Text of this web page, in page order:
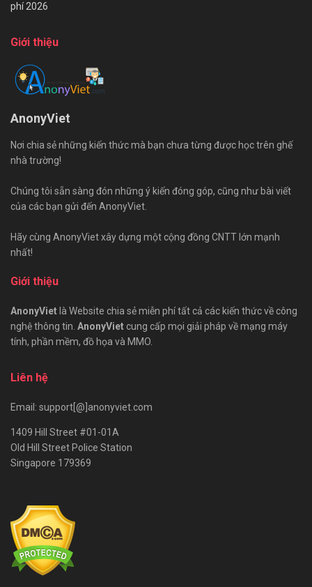
phí 2026
Giới thiệu
AnonyViet
Nơi chia sẻ những kiến thức mà bạn chưa từng được học trên ghế
nhà trường!
Chúng tôi sẵn sàng đón những ý kiến đóng góp, cũng như bài viết
của các bạn gửi đến AnonyViet.
Hãy cùng AnonyViet xây dựng một cộng đồng CNTT lớn mạnh
nhất!
Giới thiệu
AnonyViet là Website chia sẻ miễn phí tất cả các kiến thức về công
nghệ thông tin. AnonyViet cung cấp mọi giải pháp về mạng máy
tính, phần mềm, đồ họa và MMO.
Liên hệ
Email: support[@]anonyviet.com
1409 Hill Street #01-01A
Old Hill Street Police Station
Singapore 179369